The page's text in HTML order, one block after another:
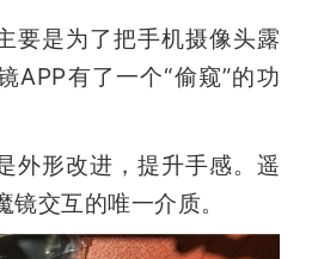
要是为了把手机摄像头露
APP有了一个“偷窥”的功
外形改进，提升手感。遥
镜交互的唯一介质。